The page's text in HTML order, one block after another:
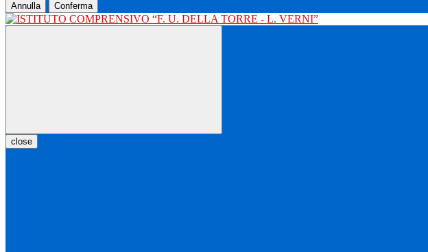
Annulla Conferma
close